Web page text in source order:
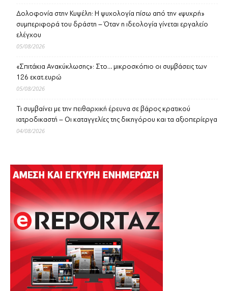
Δολοφονία στην Κυψέλη: Η ψυχολογία πίσω από την «ψυχρή»
συμπεριφορά του δράστη – Όταν η ιδεολογία γίνεται εργαλείο
ελέγχου
05/08/2026
«Σπιτάκια Ανακύκλωσης»: Στο… μικροσκόπιο οι συμβάσεις των
126 εκατ.ευρώ
05/08/2026
Τι συμβαίνει με την πειθαρχική έρευνα σε βάρος κρατικού
ιατροδικαστή – Οι καταγγελίες της δικηγόρου και τα αξιοπερίεργα
04/08/2026